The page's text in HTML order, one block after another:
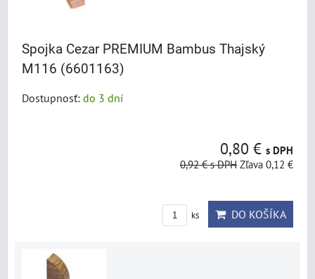
Spojka Cezar PREMIUM Bambus Thajský
M116 (6601163)
Dostupnosť: do 3 dní
0,80 € s DPH
0,92 €s DPH Zľava 0,12 €
ks DO KOŠÍKA